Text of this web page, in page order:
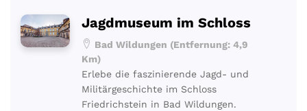
Jagdmuseum im Schloss
Bad Wildungen (Entfernung: 4,9
Km)
Erlebe die faszinierende Jagd- und
Militärgeschichte im Schloss
Friedrichstein in Bad Wildungen.